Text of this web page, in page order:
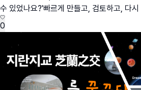
수 있었나요?'빠르게 만들고, 검토하고, 다
0